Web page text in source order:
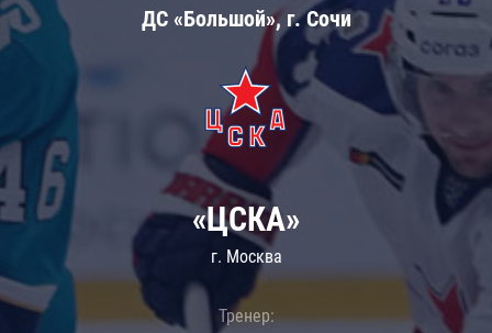
ДС «Большой», г. Сочи
«ЦСКА»
г. Москва
Тренер: